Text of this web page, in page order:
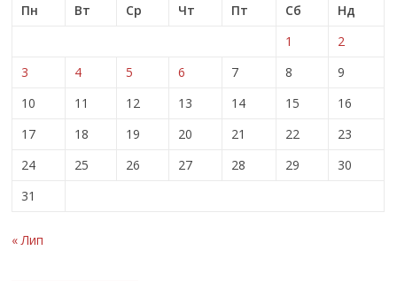
Пн
Вт Ср Чт Пт Сб
Нд
1
2
3
4 5 6 7 8
9
10
11 12 13 14 15
16
17
18 19 20 21 22
23
24
25 26 27 28 29
30
31
« Лип